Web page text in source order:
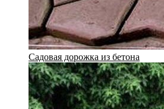
Садовая дорожка из бетона